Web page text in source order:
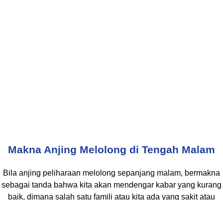
Makna Anjing Melolong di Tengah Malam
Bila anjing peliharaan melolong sepanjang malam, bermakna
sebagai tanda bahwa kita akan mendengar kabar yang kurang
baik, dimana salah satu famili atau kita ada yang sakit atau